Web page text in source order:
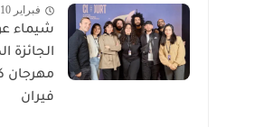
فبراير 10, 2026
شيماء
الجائزة
مهرجان
فيران